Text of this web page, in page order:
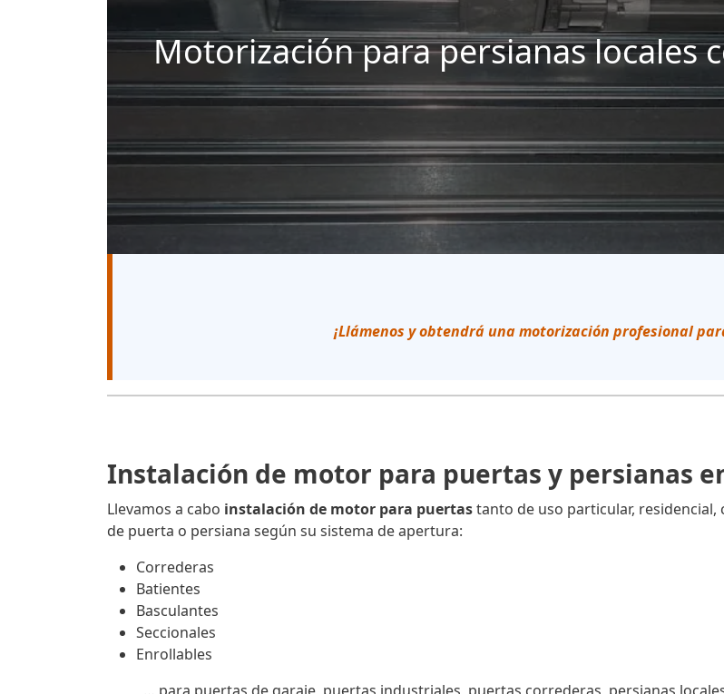
Motorización para persianas locales
¡Llámenos y obtendrá una motorización profesional
Instalación de motor para puertas y persianas
Llevamos a cabo instalación de motor para puertastanto de uso particular,
de puerta o persiana según su sistema de apertura:
Correderas
Batientes
Basculantes
Seccionales
Enrollables